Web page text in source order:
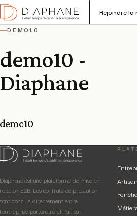
Rejoindre la
—DEMO10
demo10 -
Diaphane
demo10
Diaphane est une plateforme de mise en
relation B2B. Les contrats de prestation
sont conclus directement entre
l'entreprise partenaire et l'artisan
Métiers